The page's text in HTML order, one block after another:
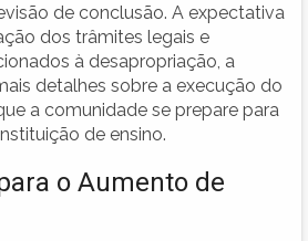
de conclusão. A expectativa
dos trâmites legais e
à desapropriação, a
detalhes sobre a execução do
a comunidade se prepare para
de ensino.
o Aumento de